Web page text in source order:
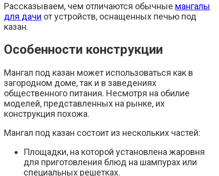
Рассказываем, чем отличаются обычные мангалы
для дачи от устройств, оснащенных печью под
казан.
Особенности конструкции
Мангал под казан может использоваться как в
загородном доме, так и в заведениях
общественного питания. Несмотря на обилие
моделей, представленных на рынке, их
конструкция похожа.
Мангал под казан состоит из нескольких частей:
Площадки, на которой установлена жаровня
для приготовления блюд на шампурах или
специальных решетках.